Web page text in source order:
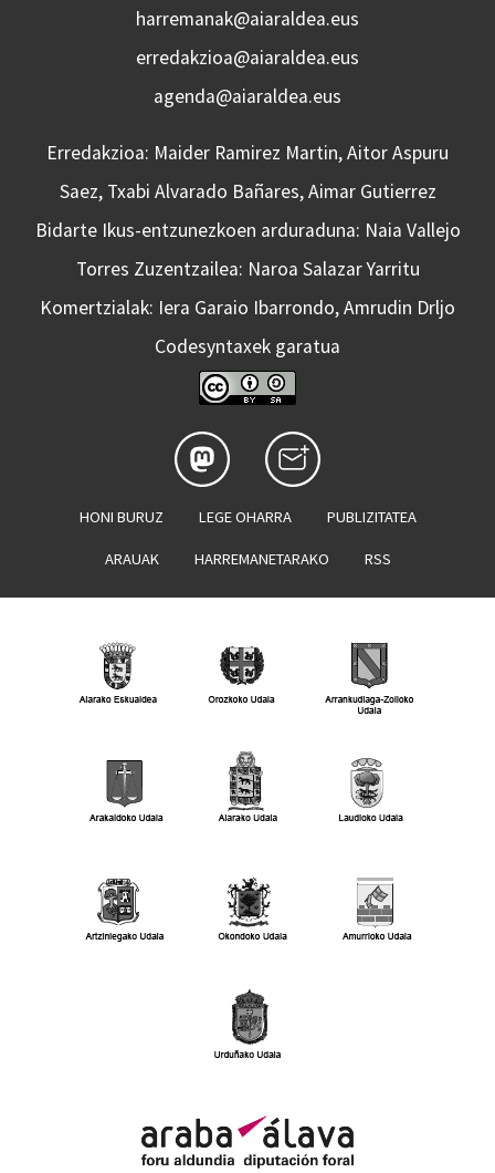
harremanak@aiaraldea.eus
erredakzioa@aiaraldea.eus
agenda@aiaraldea.eus
Erredakzioa: Maider Ramirez Martin, Aitor Aspuru
Saez, Txabi Alvarado Bañares, Aimar Gutierrez
Bidarte Ikus-entzunezkoen arduraduna: Naia Vallejo
Torres Zuzentzailea: Naroa Salazar Yarritu
Komertzialak: Iera Garaio Ibarrondo, Amrudin Drljo
Codesyntaxek garatua
HONI BURUZ LEGE OHARRA PUBLIZITATEA
ARAUAK HARREMANETARAKO RSS